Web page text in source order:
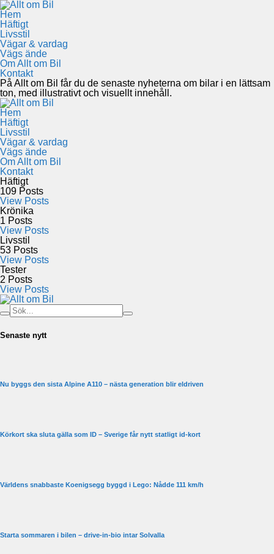
Hem
Häftigt
Livsstil
Vägar & vardag
Vägs ände
Om Allt om Bil
Kontakt
På Allt om Bil får du de senaste nyheterna om bilar i en lättsam
ton, med illustrativt och visuellt innehåll.
Hem
Häftigt
Livsstil
Vägar & vardag
Vägs ände
Om Allt om Bil
Kontakt
Häftigt
109 Posts
View Posts
Krönika
1 Posts
View Posts
Livsstil
53 Posts
View Posts
Tester
2 Posts
View Posts
Senaste nytt
Nu byggs den sista Alpine A110 – nästa generation blir eldriven
Körkort ska sluta gälla som ID – Sverige får nytt statligt id-kort
Världens snabbaste Koenigsegg byggd i Lego: Nådde 111 km/h
Starta sommaren i bilen – drive-in-bio intar Solvalla